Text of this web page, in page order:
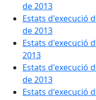
de 2013
Estats d'execució
de 2013
Estats d'execució
2013
Estats d'execució
de 2013
Estats d'execució